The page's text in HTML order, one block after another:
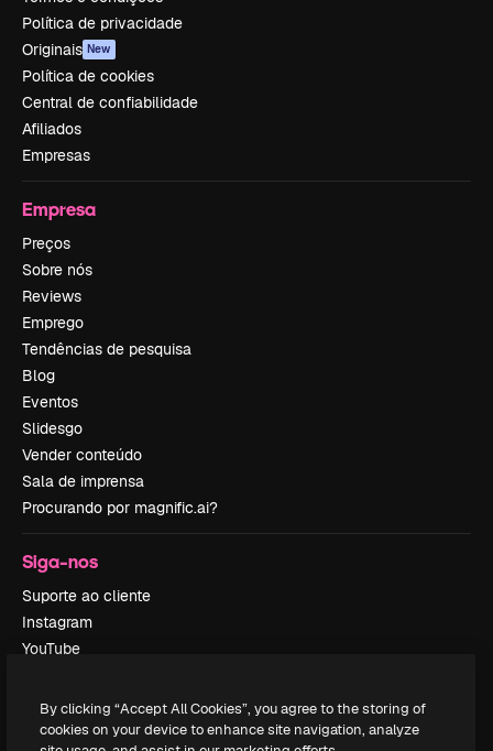
Política de privacidade
Originais New
Política de cookies
Central de confiabilidade
Afiliados
Empresas
Empresa
Preços
Sobre nós
Reviews
Emprego
Tendências de pesquisa
Blog
Eventos
Slidesgo
Vender conteúdo
Sala de imprensa
Procurando por magnific.ai?
Siga-nos
Suporte ao cliente
Instagram
YouTube
TikTok
Discord
By clicking “Accept All Cookies”, you agree to the storing of
cookies on your device to enhance site navigation, analyze